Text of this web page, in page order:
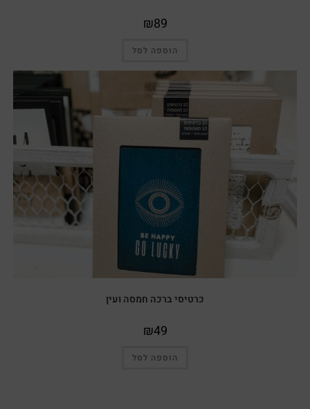
₪89
הוספה לסל
כרטיסי ברכה חמסה ועין
₪49
הוספה לסל